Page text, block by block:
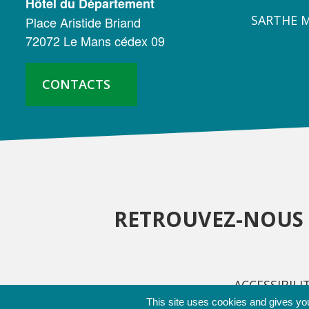
DÉPARTEMENTAL
DE
LA
SARTHE
Place Aristide Briand
72072 Le Mans cédex 09
CONTACTS
SARTHE
RETROUVEZ-
This site uses cookies and gives